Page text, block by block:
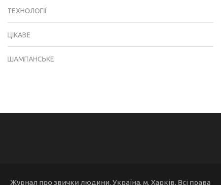
ТЕХНОЛОГІЇ
ЦІКАВЕ
ШАМПАНСЬКЕ
Журнал про звички людини. Україна, м. Харків. Всі права